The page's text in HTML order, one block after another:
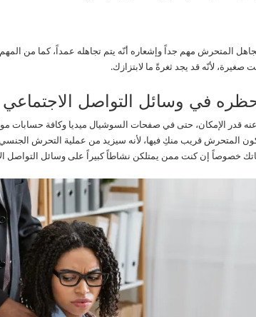
المتحرش مهم جداً وإشعاره أنّه يتم تجاهله عمداً، كما من
صغيرة، لأنّه قد يجد ثغرةً ما لابتزازك.
في وسائل التواصل الاجتماعي
عنه قدر الإمكان، حتى في صفحات السوشيال ميديا وكافة حسابات
المتحرش قريب منكِ فيها، لأنه سيزيد من عملية التحرش الجنسي
خصوصاً إن كنت ممن يمتلكن نشاطاً كبيراً على وسائل التواصل